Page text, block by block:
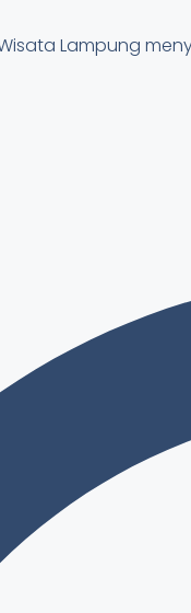
Lampung